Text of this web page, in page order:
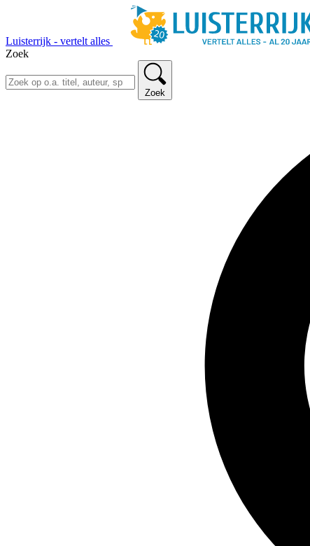
Luisterrijk - vertelt alles
Zoek
Zoek